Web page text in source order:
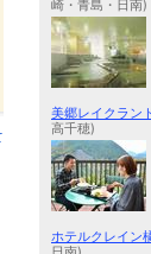
崎・青島・日南)
美郷レイクラン
高千穂)
ホテルクレイン